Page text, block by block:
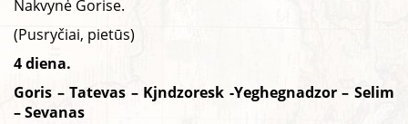
Nakvynė Gorise.
(Pusryčiai, pietūs)
4 diena.
Goris – Tatevas – Kjndzoresk -Yeghegnadzor – Selim
– Sevanas